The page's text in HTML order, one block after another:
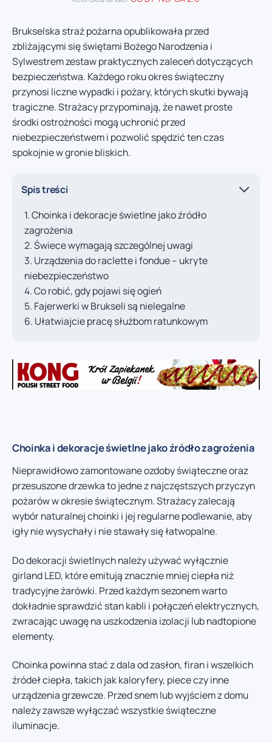
Brukselska straż pożarna opublikowała przed
zbliżającymi się świętami Bożego Narodzenia i
Sylwestrem zestaw praktycznych zaleceń dotyczących
bezpieczeństwa. Każdego roku okres świąteczny
przynosi liczne wypadki i pożary, których skutki bywają
tragiczne. Strażacy przypominają, że nawet proste
środki ostrożności mogą uchronić przed
niebezpieczeństwem i pozwolić spędzić ten czas
spokojnie w gronie bliskich.
Spis treści
Choinka i dekoracje świetlne jako źródło
zagrożenia
Świece wymagają szczególnej uwagi
Urządzenia do raclette i fondue – ukryte
niebezpieczeństwo
Co robić, gdy pojawi się ogień
Fajerwerki w Brukseli są nielegalne
Ułatwiajcie pracę służbom ratunkowym
Choinka i dekoracje świetlne jako źródło zagrożenia
Nieprawidłowo zamontowane ozdoby świąteczne oraz
przesuszone drzewka to jedne z najczęstszych przyczyn
pożarów w okresie świątecznym. Strażacy zalecają
wybór naturalnej choinki i jej regularne podlewanie, aby
igły nie wysychały i nie stawały się łatwopalne.
Do dekoracji świetlnych należy używać wyłącznie
girland LED, które emitują znacznie mniej ciepła niż
tradycyjne żarówki. Przed każdym sezonem warto
dokładnie sprawdzić stan kabli i połączeń elektrycznych,
zwracając uwagę na uszkodzenia izolacji lub nadtopione
elementy.
Choinka powinna stać z dala od zasłon, firan i wszelkich
źródeł ciepła, takich jak kaloryfery, piece czy inne
urządzenia grzewcze. Przed snem lub wyjściem z domu
należy zawsze wyłączać wszystkie świąteczne
iluminacje.